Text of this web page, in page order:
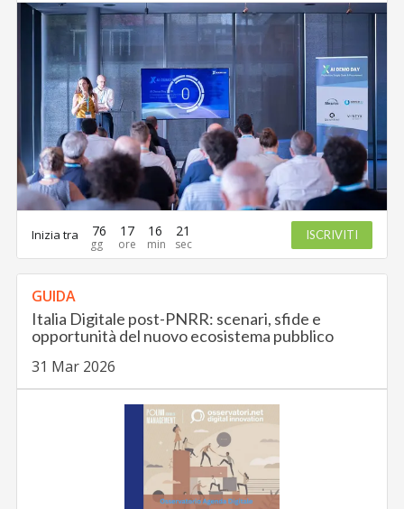
Inizia tra 76 17 16 20 ISCRIVITI
GUIDA
Italia Digitale post-PNRR: scenari, sfide e
opportunità del nuovo ecosistema pubblico
31 Mar 2026